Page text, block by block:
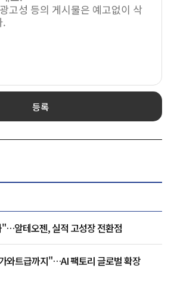
등록
알테오젠, 실적 고성장 전환점
와트급까지"…AI 팩토리 글로벌 확장